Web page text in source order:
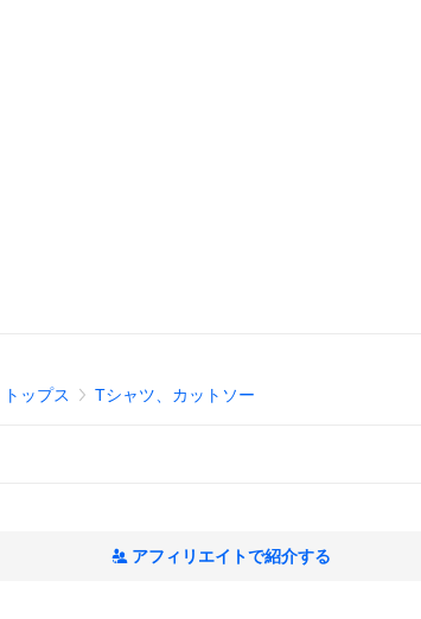
トップス Tシャツ、カットソー
アフィリエイトで紹介する